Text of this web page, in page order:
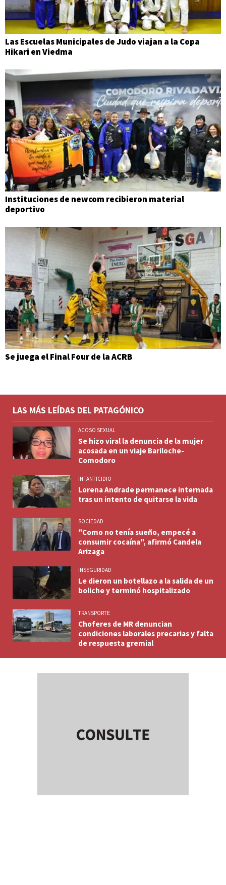
Las Escuelas Municipales de Judo viajan a la Copa
Hikari en Viedma
Instituciones de newcom recibieron material
deportivo
Se juega el Final Four de la ACRB
LAS MÁS LEÍDAS DEL PATAGÓNICO
ACOSO SEXUAL
Se hizo viral la denuncia de la mujer
acosada en un viaje Bariloche-
Comodoro
INFANTICIDIO
Lorena Andrade permanece internada
tras un intento de quitarse la vida
SOCIEDAD
"Como no tenía sueño, empecé a
consumir cocaína", afirmó Candela
Arizaga
INSEGURIDAD
Le dieron un botellazo a la salida de un
boliche y terminó hospitalizado
TRANSPORTE
Choferes de MR denuncian
condiciones laborales precarias y falta
de respuesta gremial